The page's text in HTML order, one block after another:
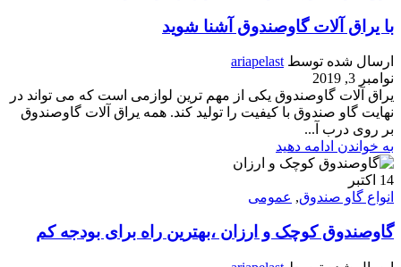
با یراق آلات گاوصندوق آشنا شوید
ارسال شده توسط ariapelast
نوامبر 3, 2019
یراق آلات گاوصندوق یکی از مهم ترین لوازمی است که می تواند در
نهایت گاو صندوق با کیفیت را تولید کند. همه یراق آلات گاوصندوق
بر روی درب آ...
به خواندن ادامه دهید
14 اکتبر
انواع گاو صندوق, عمومی
گاوصندوق کوچک و ارزان ،بهترین راه برای بودجه کم